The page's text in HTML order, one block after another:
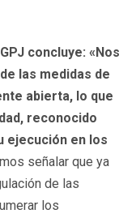
concluye: «Nos
las medidas de
abierta, lo que
reconocido
ejecución en los
señalar que ya
de las
los